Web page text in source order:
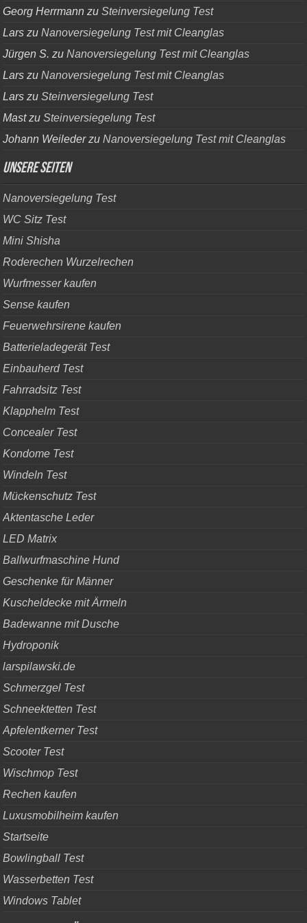
Georg Herrmann zuSteinversiegelung Test
Lars zuNanoversiegelung Test mit Cleanglas
Jürgen S. zuNanoversiegelung Test mit Cleanglas
Lars zuNanoversiegelung Test mit Cleanglas
Lars zuSteinversiegelung Test
MastzuSteinversiegelung Test
Johann WeilederzuNanoversiegelung Test mit Cleanglas
Unsere Seiten
Nanoversiegelung Test
WC Sitz Test
Mini Shisha
Roderechen Wurzelrechen
Wurfmesser kaufen
Sense kaufen
Feuerwehrsirene kaufen
Batterieladegerät Test
Einbauherd Test
Fahrradsitz Test
Klapphelm Test
Concealer Test
Kondome Test
Windeln Test
Mückenschutz Test
Aktentasche Leder
LED Matrix
Ballwurfmaschine Hund
Geschenke für Männer
Kuscheldecke mit Ärmeln
Badewanne mit Dusche
Hydroponik
larspilawski.de
Schmerzgel Test
Schneektetten Test
Apfelentkerner Test
Scooter Test
Wischmop Test
Rechen kaufen
Luxusmobilheim kaufen
Startseite
Bowlingball Test
Wasserbetten Test
Windows Tablet